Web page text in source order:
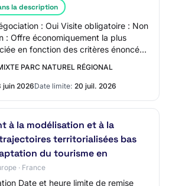
la description
: Oui Visite obligatoire : Non
: Offre économiquement la plus
en fonction des critères énoncés
PARC NATUREL RÉGIONAL
juin 2026Date limite: 20 juil. 2026
à la modélisation et à la
territorialisées bas
du tourisme en
· France
Date et heure limite de remise